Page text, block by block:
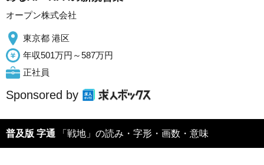
オープン株式会社
東京都 港区
年収501万円～587万円
正社員
Sponsored by
普及版 字通 「戦地」の読み・字形・画数・意味